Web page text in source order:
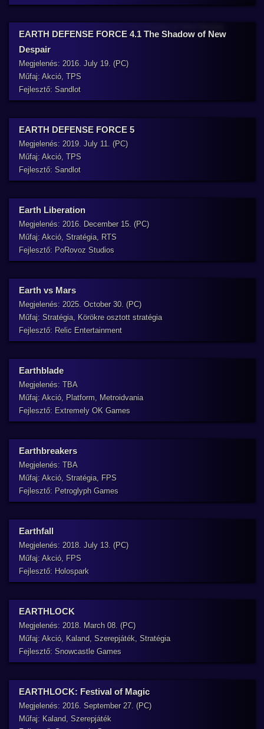
EARTH DEFENSE FORCE 4.1 The Shadow of New
Despair
Megjelenés: 2016. July 19. (PC)
Műfaj: Akció, TPS
Fejlesztő: Sandlot
EARTH DEFENSE FORCE 5
Megjelenés: 2019. July 11. (PC)
Műfaj: Akció, TPS
Fejlesztő: Sandlot
Earth Liberation
Megjelenés: 2016. December 15. (PC)
Műfaj: Akció, Stratégia, RTS
Fejlesztő: PoRovoz Studios
Earth vs Mars
Megjelenés: 2025. October 30. (PC)
Műfaj: Stratégia, Körökre osztott stratégia
Fejlesztő: Relic Entertainment
Earthblade
Megjelenés: TBA
Műfaj: Akció, Platform, Metroidvania
Fejlesztő: Extremely OK Games
Earthbreakers
Megjelenés: TBA
Műfaj: Akció, Stratégia, FPS
Fejlesztő: Petroglyph Games
Earthfall
Megjelenés: 2018. July 13. (PC)
Műfaj: Akció, FPS
Fejlesztő: Holospark
EARTHLOCK
Megjelenés: 2018. March 08. (PC)
Műfaj: Akció, Kaland, Szerepjáték, Stratégia
Fejlesztő: Snowcastle Games
EARTHLOCK: Festival of Magic
Megjelenés: 2016. September 27. (PC)
Műfaj: Kaland, Szerepjáték